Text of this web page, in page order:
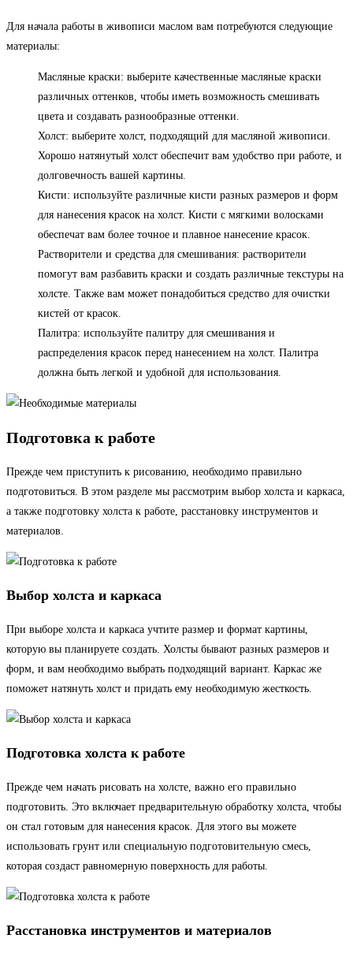
Для начала работы в живописи маслом вам потребуются следующие
материалы:
Масляные краски: выберите качественные масляные краски
различных оттенков, чтобы иметь возможность смешивать
цвета и создавать разнообразные оттенки.
Холст: выберите холст, подходящий для масляной живописи.
Хорошо натянутый холст обеспечит вам удобство при работе, и
долговечность вашей картины.
Кисти: используйте различные кисти разных размеров и форм
для нанесения красок на холст. Кисти с мягкими волосками
обеспечат вам более точное и плавное нанесение красок.
Растворители и средства для смешивания: растворители
помогут вам разбавить краски и создать различные текстуры на
холсте. Также вам может понадобиться средство для очистки
кистей от красок.
Палитра: используйте палитру для смешивания и
распределения красок перед нанесением на холст. Палитра
должна быть легкой и удобной для использования.
Подготовка к работе
Прежде чем приступить к рисованию, необходимо правильно
подготовиться. В этом разделе мы рассмотрим выбор холста и каркаса,
а также подготовку холста к работе, расстановку инструментов и
материалов.
Выбор холста и каркаса
При выборе холста и каркаса учтите размер и формат картины,
которую вы планируете создать. Холсты бывают разных размеров и
форм, и вам необходимо выбрать подходящий вариант. Каркас же
поможет натянуть холст и придать ему необходимую жесткость.
Подготовка холста к работе
Прежде чем начать рисовать на холсте, важно его правильно
подготовить. Это включает предварительную обработку холста, чтобы
он стал готовым для нанесения красок. Для этого вы можете
использовать грунт или специальную подготовительную смесь,
которая создаст равномерную поверхность для работы.
Расстановка инструментов и материалов